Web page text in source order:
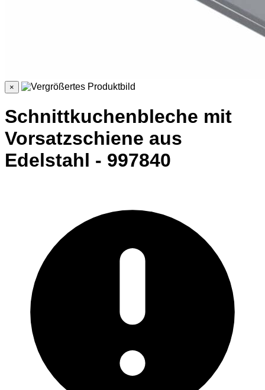
×
Schnittkuchenbleche mit
Vorsatzschiene aus
Edelstahl - 997840